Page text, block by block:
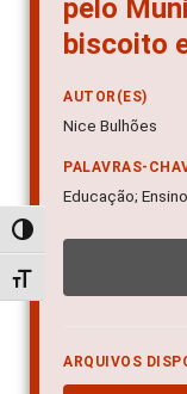
Alternar alto
Alternar tamanho da
pelo
biscoito
AUTOR(ES)
Nice Bulhões
PALAVRAS-
Educação;
ARQUIVOS